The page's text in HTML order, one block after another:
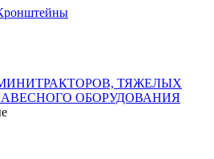
ТЯЖЕЛЫХ
ОБОРУДОВАНИЯ